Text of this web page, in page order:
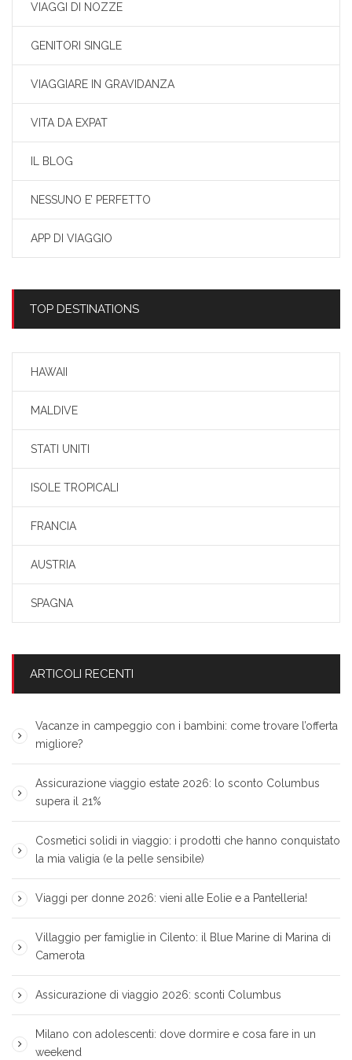
VIAGGI DI NOZZE
GENITORI SINGLE
VIAGGIARE IN GRAVIDANZA
VITA DA EXPAT
IL BLOG
NESSUNO E’ PERFETTO
APP DI VIAGGIO
TOP DESTINATIONS
HAWAII
MALDIVE
STATI UNITI
ISOLE TROPICALI
FRANCIA
AUSTRIA
SPAGNA
ARTICOLI RECENTI
Vacanze in campeggio con i bambini: come trovare l’offerta
migliore?
Assicurazione viaggio estate 2026: lo sconto Columbus
supera il 21%
Cosmetici solidi in viaggio: i prodotti che hanno conquistato
la mia valigia (e la pelle sensibile)
Viaggi per donne 2026: vieni alle Eolie e a Pantelleria!
Villaggio per famiglie in Cilento: il Blue Marine di Marina di
Camerota
Assicurazione di viaggio 2026: sconti Columbus
Milano con adolescenti: dove dormire e cosa fare in un
weekend